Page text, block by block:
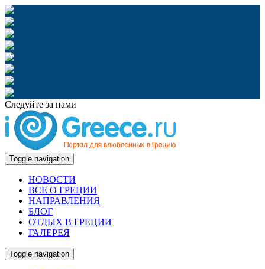
Следуйте за нами
Toggle navigation
НОВОСТИ
ВСЕ О ГРЕЦИИ
НАПРАВЛЕНИЯ
БЛОГ
ОТДЫХ В ГРЕЦИИ
ГАЛЕРЕЯ
Toggle navigation